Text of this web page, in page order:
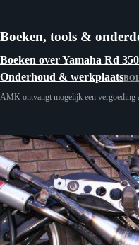
Boeken, tools &
Boeken over Yamaha Rd
Onderhoud & werkplaats
AMK ontvangt mogelijk een vergoeding